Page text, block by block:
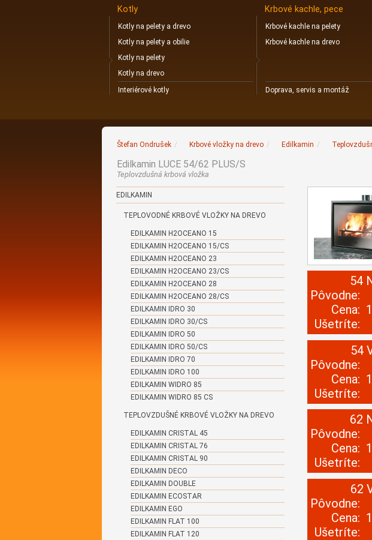
Kotly
Kotly na pelety a drevo
Kotly na pelety a obilie
Kotly na pelety
Kotly na drevo
Interiérové kotly
Krbové kachle, pece
Krbové kachle na pelety
Krbové kachle na drevo
Doprava, servis a montáž
Edilkamin LUCE 54/62 PLUS/S
Teplovzdušná krbová vložka
EDILKAMIN
TEPLOVODNÉ KRBOVÉ VLOŽKY NA DREVO
EDILKAMIN H2OCEANO 15
EDILKAMIN H2OCEANO 15/CS
EDILKAMIN H2OCEANO 23
EDILKAMIN H2OCEANO 23/CS
EDILKAMIN H2OCEANO 28
EDILKAMIN H2OCEANO 28/CS
EDILKAMIN IDRO 30
EDILKAMIN IDRO 30/CS
EDILKAMIN IDRO 50
EDILKAMIN IDRO 50/CS
EDILKAMIN IDRO 70
EDILKAMIN IDRO 100
EDILKAMIN WIDRO 85
EDILKAMIN WIDRO 85 CS
TEPLOVZDUŠNÉ KRBOVÉ VLOŽKY NA DREVO
EDILKAMIN CRISTAL 45
EDILKAMIN CRISTAL 76
EDILKAMIN CRISTAL 90
EDILKAMIN DECO
EDILKAMIN DOUBLE
EDILKAMIN ECOSTAR
EDILKAMIN EGO
EDILKAMIN FLAT 100
EDILKAMIN FLAT 120
Štefan Ondrušek / Krbové vložky na drevo / Edilkamin /
54
Pôvodne:
Cena:
Ušetríte:
54
Pôvodne:
Cena:
Ušetríte:
62
Pôvodne:
Cena:
Ušetríte:
62
Pôvodne:
Cena:
Ušetríte: